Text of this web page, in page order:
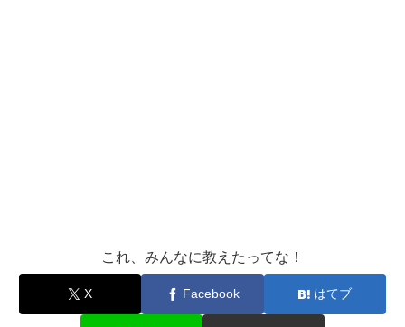
これ、みんなに教えたってな！
X Facebook はてブ